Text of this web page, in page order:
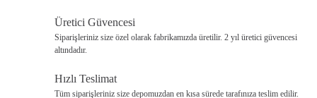
Üretici Güvencesi
Siparişleriniz size özel olarak fabrikamızda üretilir. 2 yıl üretici güvencesi
altındadır.
Hızlı Teslimat
Tüm siparişleriniz size depomuzdan en kısa sürede tarafınıza teslim edilir.